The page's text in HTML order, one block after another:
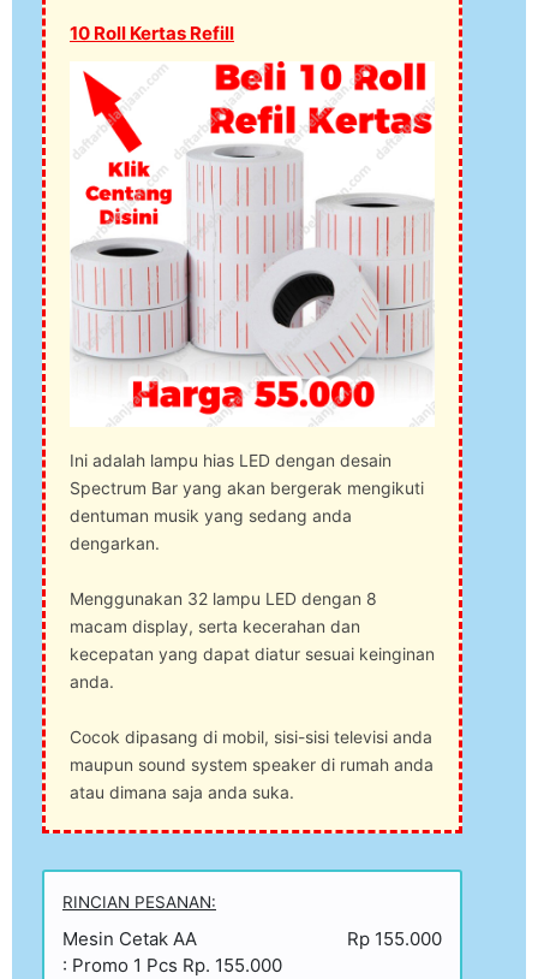
10 Roll Kertas Refill
Ini adalah lampu hias LED dengan desain
Spectrum Bar yang akan bergerak mengikuti
dentuman musik yang sedang anda
dengarkan.
Menggunakan 32 lampu LED dengan 8
macam display, serta kecerahan dan
kecepatan yang dapat diatur sesuai keinginan
anda.
Cocok dipasang di mobil, sisi-sisi televisi anda
maupun sound system speaker di rumah anda
atau dimana saja anda suka.
RINCIAN PESANAN:
Mesin Cetak AA
: Promo 1 Pcs Rp. 155.000
Rp 155.000